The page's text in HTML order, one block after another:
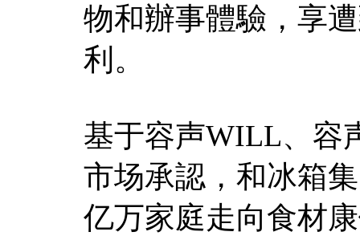
物和辦事體驗，享
利。
基于容声WILL、容
市场承認，和冰箱
亿万家庭走向食材